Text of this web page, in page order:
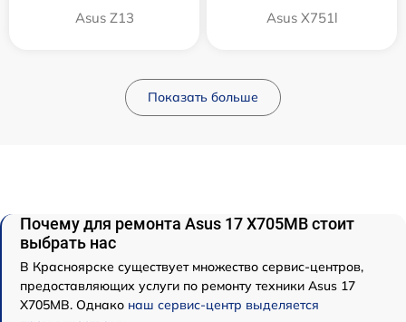
Asus Z13 Asus X751l
Показать больше
Почему для ремонта Asus 17 X705MB стоит
выбрать нас
В Красноярске существует множество сервис-центров,
предоставляющих услуги по ремонту техники Asus 17
X705MB. Однако наш сервис-центр выделяется